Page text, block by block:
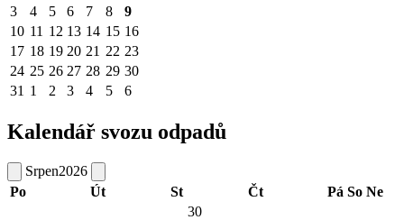
3
4 5 6 7 8
9
10 11 12 13 14 15 16
17 18 19 20 21 22 23
24 25 26 27 28 29 30
31 1 2 3 4 5 6
Kalendář svozu odpadů
Srpen2026
Po
Út St Čt Pá So Ne
30